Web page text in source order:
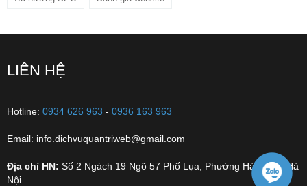
LIÊN HỆ
Hotline: 0934 626 963 - 0936 163 963
Email: info.dichvuquantriweb@gmail.com
Địa chỉ HN: Số 2 Ngách 19 Ngõ 57 Phố Lụa, Phường Hà Đông, Hà
Nội.